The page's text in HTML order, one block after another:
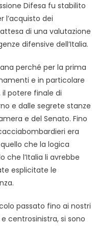
Difesa fu stabilito
l’acquisto dei
di una valutazione
difensive dell’Italia.
perché per la prima
e in particolare
il potere finale di
e dalle segrete stanze
e del Senato. Fino
era
che la logica
che l’Italia li avrebbe
esplicitate le
passato fino ai nostri
centrosinistra, si sono